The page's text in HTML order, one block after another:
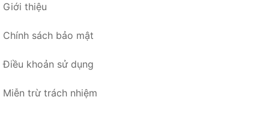
Giới thiệu
Chính sách bảo mật
Điều khoản sử dụng
Miễn trừ trách nhiệm